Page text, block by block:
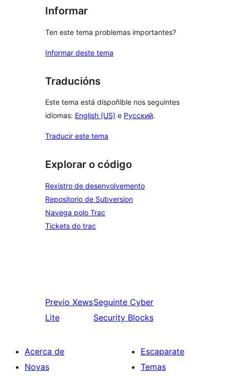
Informar
Ten este tema problemas importantes?
Informar deste tema
Traducións
Este tema está dispoñible nos seguintes
idiomas: English (US) e Русский.
Traducir este tema
Explorar o código
Rexistro de desenvolvemento
Repositorio de Subversion
Navega polo Trac
Tickets do trac
Previo Xews
Lite
Seguinte Cyber
Security Blocks
Acerca de
Novas
Escaparate
Temas